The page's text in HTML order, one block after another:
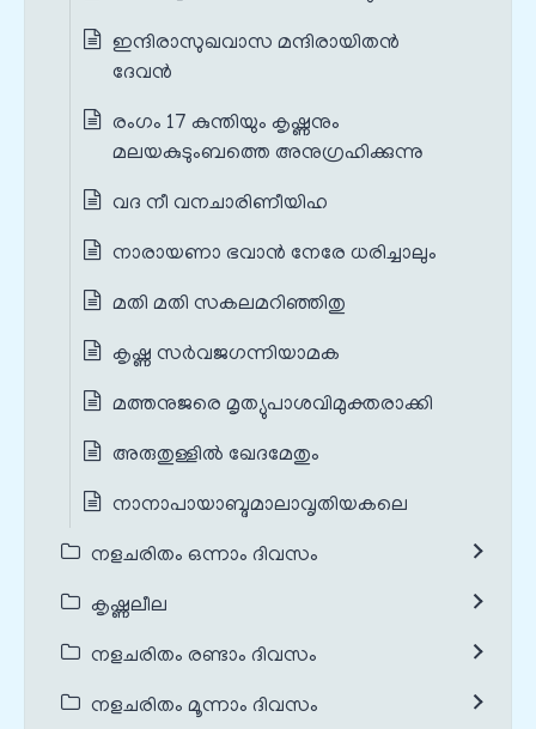
ഇന്ദിരാസുഖവാസ മന്ദിരായിതൻ
ദേവൻ
രംഗം 17 കുന്തിയും കൃഷ്ണനും
മലയകുടുംബത്തെ അനുഗ്രഹിക്കുന്നു
വദ നീ വനചാരിണീയിഹ
നാരായണാ ഭവാൻ നേരേ ധരിച്ചാലും
മതി മതി സകലമറിഞ്ഞിതു
കൃഷ്ണ സർവജഗന്നിയാമക
മത്തനുജരെ മൃത്യുപാശവിമുക്തരാക്കി
അരുതുള്ളിൽ ഖേദമേതും
നാനാപായാബ്ദമാലാവൃതിയകലെ
നളചരിതം ഒന്നാം ദിവസം
കൃഷ്ണലീല
നളചരിതം രണ്ടാം ദിവസം
നളചരിതം മൂന്നാം ദിവസം